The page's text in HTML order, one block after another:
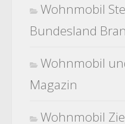
Wohnmobil
Bundesland
Wohnmobil
Magazin
Wohnmobil